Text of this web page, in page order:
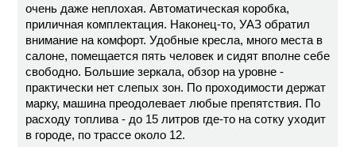
очень даже неплохая. Автоматическая коробка,
приличная комплектация. Наконец-то, УАЗ обратил
внимание на комфорт. Удобные кресла, много места в
салоне, помещается пять человек и сидят вполне себе
свободно. Большие зеркала, обзор на уровне -
практически нет слепых зон. По проходимости держат
марку, машина преодолевает любые препятствия. По
расходу топлива - до 15 литров где-то на сотку уходит
в городе, по трассе около 12.